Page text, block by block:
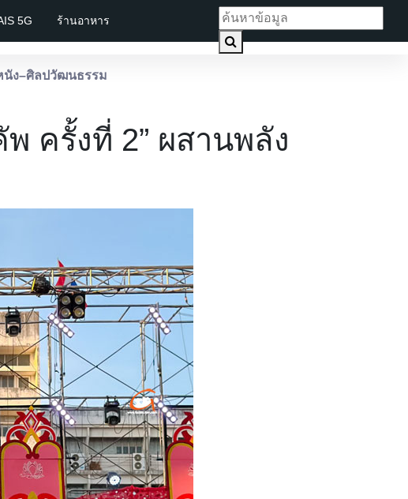
5G ร้านอาหาร
นัง–ศิลปวัฒนธรรม
ครั้งที่ 2” ผสานพลัง